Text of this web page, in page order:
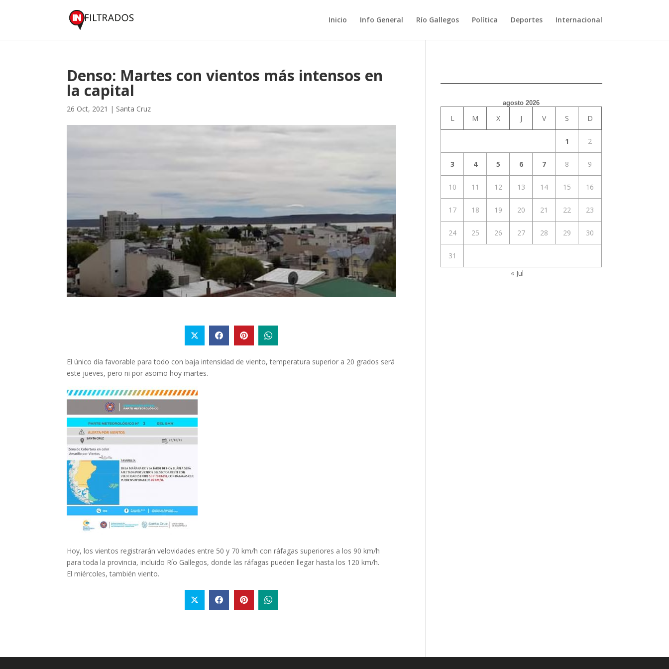
Inicio Info General Río Gallegos Política Deportes Internacional
Denso: Martes con vientos más intensos en
la capital
26 Oct, 2021 | Santa Cruz
El único día favorable para todo con baja intensidad de viento, temperatura superior a 20 grados será
este jueves, pero ni por asomo hoy martes.
Hoy, los vientos registrarán velovidades entre 50 y 70 km/h con ráfagas superiores a los 90 km/h
para toda la provincia, incluido Río Gallegos, donde las ráfagas pueden llegar hasta los 120 km/h.
El miércoles, también viento.
agosto 2026
L M X J V S D
1 2
3 4 5 6 7 8 9
10 11 12 13 14 15 16
17 18 19 20 21 22 23
24 25 26 27 28 29 30
31
« Jul